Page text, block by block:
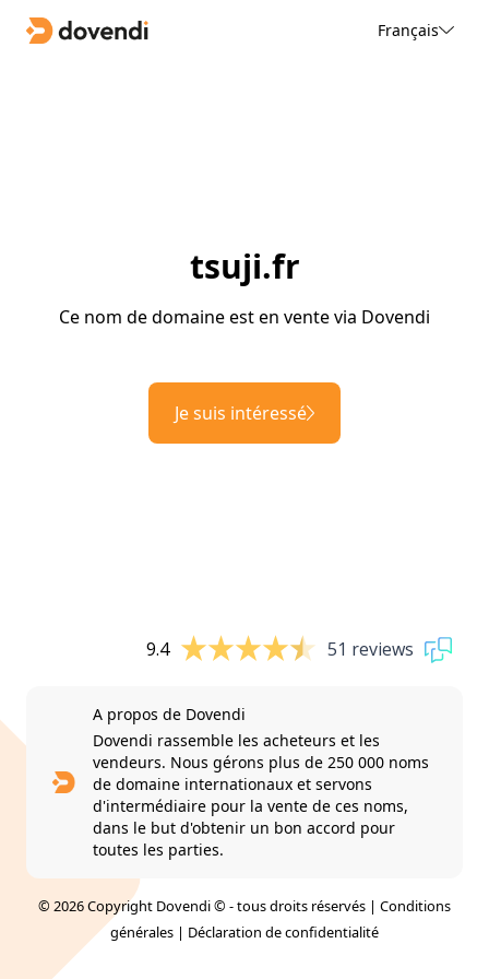
Français
tsuji.fr
Ce nom de domaine est en vente via Dovendi
Je suis intéressé
9.4 51 reviews
A propos de Dovendi
Dovendi rassemble les acheteurs et les
vendeurs. Nous gérons plus de 250 000 noms
de domaine internationaux et servons
d'intermédiaire pour la vente de ces noms,
dans le but d'obtenir un bon accord pour
toutes les parties.
© 2026 Copyright Dovendi © - tous droits réservés | Conditions
générales | Déclaration de confidentialité